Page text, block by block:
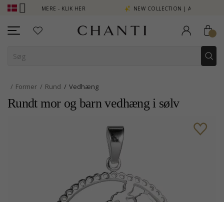
SE MERE - KLIK HER NEW COLLECTION | AURA
Former Rund Vedhæng
Rundt mor og barn vedhæng i sølv